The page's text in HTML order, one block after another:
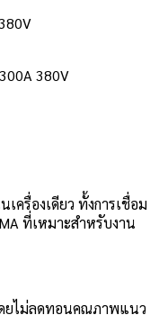
ครื่องเดียว ทั้งการเชื่อม
ที่เหมาะสำหรับงาน
ยไม่ลดทอนคุณภาพแนว